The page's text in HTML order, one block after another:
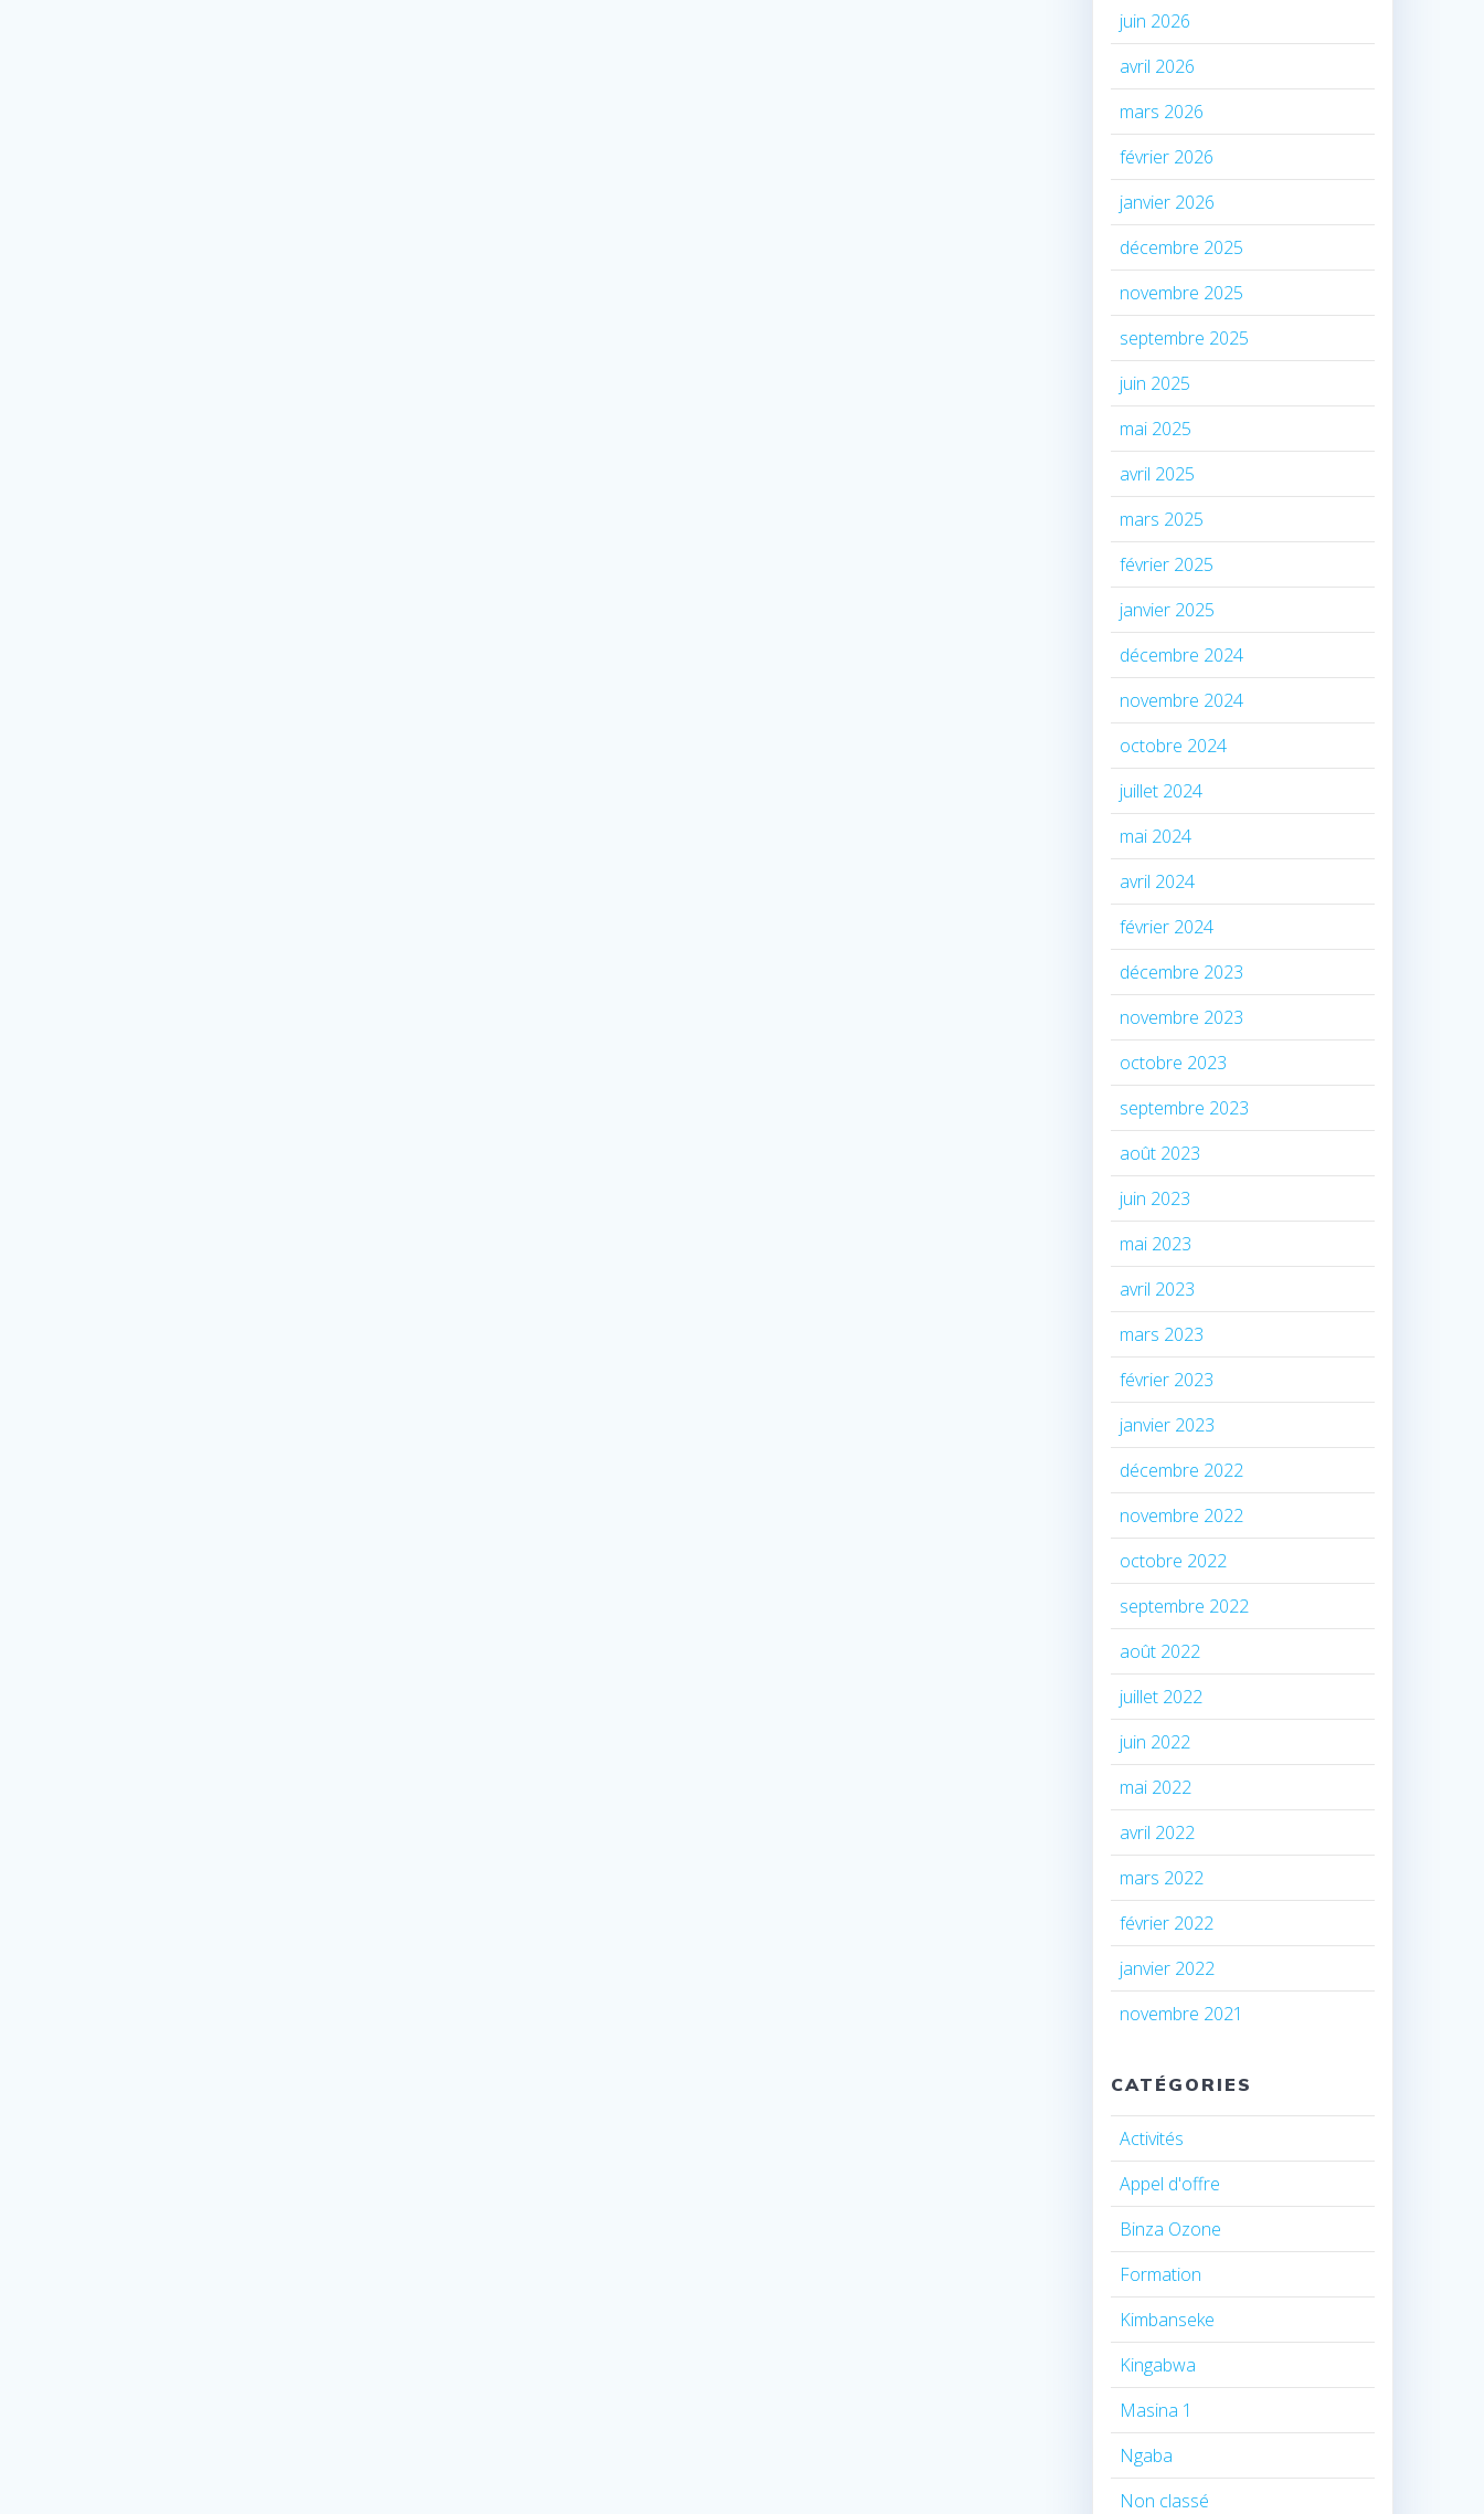
juin 2026
avril 2026
mars 2026
février 2026
janvier 2026
décembre 2025
novembre 2025
septembre 2025
juin 2025
mai 2025
avril 2025
mars 2025
février 2025
janvier 2025
décembre 2024
novembre 2024
octobre 2024
juillet 2024
mai 2024
avril 2024
février 2024
décembre 2023
novembre 2023
octobre 2023
septembre 2023
août 2023
juin 2023
mai 2023
avril 2023
mars 2023
février 2023
janvier 2023
décembre 2022
novembre 2022
octobre 2022
septembre 2022
août 2022
juillet 2022
juin 2022
mai 2022
avril 2022
mars 2022
février 2022
janvier 2022
novembre 2021
CATÉGORIES
Activités
Appel d'offre
Binza Ozone
Formation
Kimbanseke
Kingabwa
Masina 1
Ngaba
Non classé